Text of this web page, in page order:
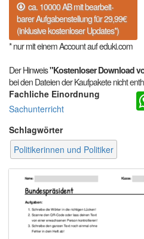
ca. 10000 AB mit bearbeit-
barer Aufgabenstellung für 29,99€
(inklusive kostenloser Updates*)
* nur mit einem Account auf eduki.com
Der Hinweis"Kostenloser Download
bei den Dateien der Kaufpakete nicht
Fachliche Einordnung
Sachunterricht
Schlagwörter
Politikerinnen und Politiker